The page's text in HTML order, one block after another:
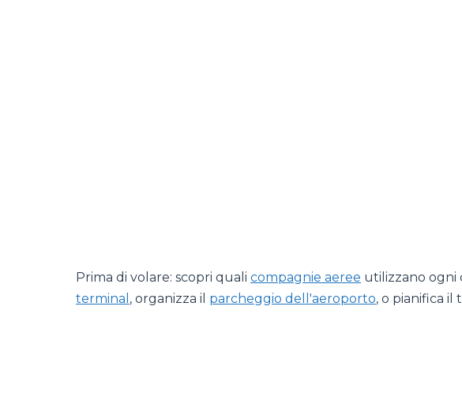
Prima di volare: scopri quali compagnie aeree utilizzano ogni
terminal , organizza il parcheggio dell'aeroporto, o pianifica il